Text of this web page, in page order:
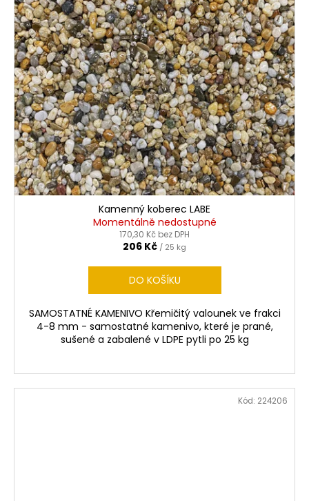
Kamenný koberec LABE
Momentálně nedostupné
170,30 Kč bez DPH
206 Kč / 25 kg
DO KOŠÍKU
SAMOSTATNÉ KAMENIVO Křemičitý valounek ve frakci
4-8 mm - samostatné kamenivo, které je prané,
sušené a zabalené v LDPE pytli po 25 kg
Kód: 224206